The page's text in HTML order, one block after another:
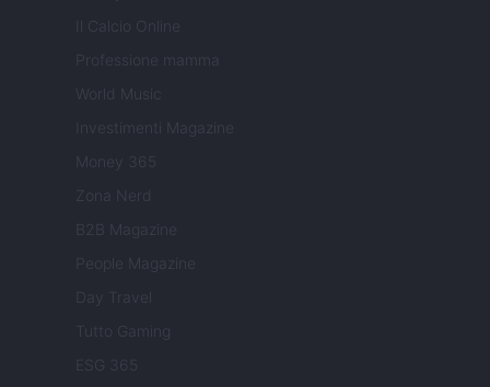
Il Calcio Online
Professione mamma
World Music
Investimenti Magazine
Money 365
Zona Nerd
B2B Magazine
People Magazine
Day Travel
Tutto Gaming
ESG 365